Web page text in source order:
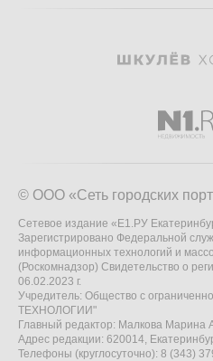
© ООО «Сеть городских
Сетевое издание «Е1.РУ
Зарегистрировано Федеральной
информационных технологий и
(Роскомнадзор) Свидетельство о
06.02.2023 г.
Учредитель: Общество с
ТЕХНОЛОГИИ"
Главный редактор: Малкова Марина
Адрес редакции: 620014,
Телефоны (круглосуточно): 8 (343)